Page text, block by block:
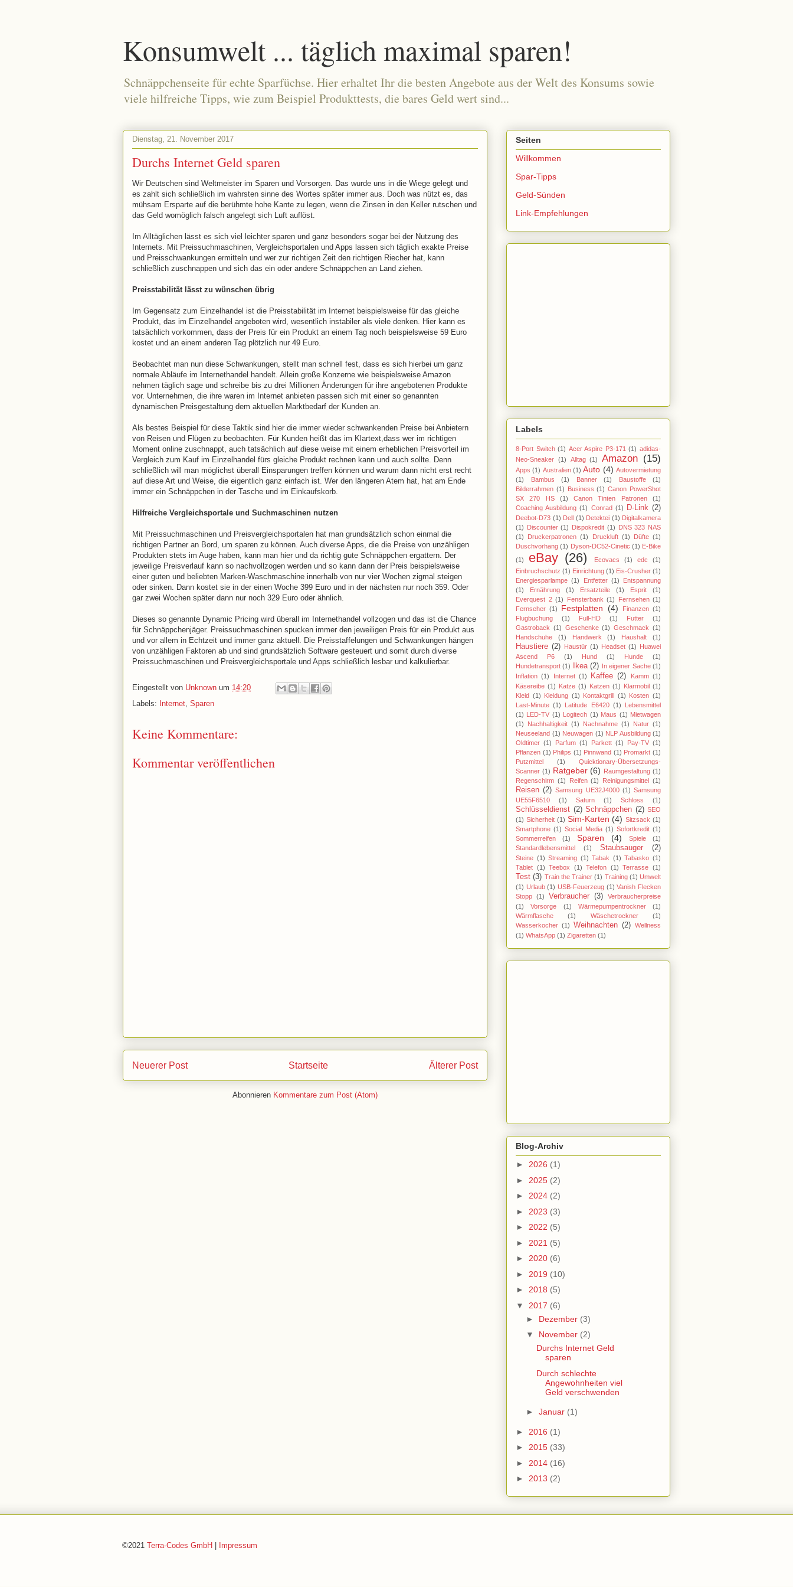
Konsumwelt ... täglich maximal sparen!
Schnäppchenseite für echte Sparfüchse. Hier erhaltet Ihr die besten Angebote aus der Welt des Konsums sowie
viele hilfreiche Tipps, wie zum Beispiel Produkttests, die bares Geld wert sind...
Dienstag, 21. November 2017
Durchs Internet Geld sparen
Wir Deutschen sind Weltmeister im Sparen und Vorsorgen. Das wurde uns in die Wiege gelegt und
es zahlt sich schließlich im wahrsten sinne des Wortes später immer aus. Doch was nützt es, das
mühsam Ersparte auf die berühmte hohe Kante zu legen, wenn die Zinsen in den Keller rutschen und
das Geld womöglich falsch angelegt sich Luft auflöst.
Im Alltäglichen lässt es sich viel leichter sparen und ganz besonders sogar bei der Nutzung des
Internets. Mit Preissuchmaschinen, Vergleichsportalen und Apps lassen sich täglich exakte Preise
und Preisschwankungen ermitteln und wer zur richtigen Zeit den richtigen Riecher hat, kann
schließlich zuschnappen und sich das ein oder andere Schnäppchen an Land ziehen.
Preisstabilität lässt zu wünschen übrig
Im Gegensatz zum Einzelhandel ist die Preisstabilität im Internet beispielsweise für das gleiche
Produkt, das im Einzelhandel angeboten wird, wesentlich instabiler als viele denken. Hier kann es
tatsächlich vorkommen, dass der Preis für ein Produkt an einem Tag noch beispielsweise 59 Euro
kostet und an einem anderen Tag plötzlich nur 49 Euro.
Beobachtet man nun diese Schwankungen, stellt man schnell fest, dass es sich hierbei um ganz
normale Abläufe im Internethandel handelt. Allein große Konzerne wie beispielsweise Amazon
nehmen täglich sage und schreibe bis zu drei Millionen Änderungen für ihre angebotenen Produkte
vor. Unternehmen, die ihre waren im Internet anbieten passen sich mit einer so genannten
dynamischen Preisgestaltung dem aktuellen Marktbedarf der Kunden an.
Als bestes Beispiel für diese Taktik sind hier die immer wieder schwankenden Preise bei Anbietern
von Reisen und Flügen zu beobachten. Für Kunden heißt das im Klartext,dass wer im richtigen
Moment online zuschnappt, auch tatsächlich auf diese weise mit einem erheblichen Preisvorteil im
Vergleich zum Kauf im Einzelhandel fürs gleiche Produkt rechnen kann und auch sollte. Denn
schließlich will man möglichst überall Einsparungen treffen können und warum dann nicht erst recht
auf diese Art und Weise, die eigentlich ganz einfach ist. Wer den längeren Atem hat, hat am Ende
immer ein Schnäppchen in der Tasche und im Einkaufskorb.
Hilfreiche Vergleichsportale und Suchmaschinen nutzen
Mit Preissuchmaschinen und Preisvergleichsportalen hat man grundsätzlich schon einmal die
richtigen Partner an Bord, um sparen zu können. Auch diverse Apps, die die Preise von unzähligen
Produkten stets im Auge haben, kann man hier und da richtig gute Schnäppchen ergattern. Der
jeweilige Preisverlauf kann so nachvollzogen werden und so kann dann der Preis beispielsweise
einer guten und beliebten Marken-Waschmaschine innerhalb von nur vier Wochen zigmal steigen
oder sinken. Dann kostet sie in der einen Woche 399 Euro und in der nächsten nur noch 359. Oder
gar zwei Wochen später dann nur noch 329 Euro oder ähnlich.
Dieses so genannte Dynamic Pricing wird überall im Internethandel vollzogen und das ist die Chance
für Schnäppchenjäger. Preissuchmaschinen spucken immer den jeweiligen Preis für ein Produkt aus
und vor allem in Echtzeit und immer ganz aktuell. Die Preisstaffelungen und Schwankungen hängen
von unzähligen Faktoren ab und sind grundsätzlich Software gesteuert und somit durch diverse
Preissuchmaschinen und Preisvergleichsportale und Apps schließlich lesbar und kalkulierbar.
Eingestellt von Unknown um 14:20
Labels: Internet, Sparen
Keine Kommentare:
Kommentar veröffentlichen
Neuerer Post Älterer Post
Startseite
Abonnieren Kommentare zum Post (Atom)
Seiten
Willkommen
Spar-Tipps
Geld-Sünden
Link-Empfehlungen
Labels
8-Port Switch (1) Acer Aspire P3-171 (1) adidas-
Neo-Sneaker (1) Alltag (1) Amazon (15)
Apps (1) Australien (1) Auto (4) Autovermietung
(1)
Bambus (1) Banner (1) Baustoffe
(1)
Bilderrahmen (1) Business (1) Canon PowerShot
SX 270 HS
(1) Canon Tinten Patronen
(1)
Coaching Ausbildung (1) Conrad (1) D-Link (2)
Deebot-D73 (1) Dell (1) Detektei (1) Digitalkamera
(1) Discounter (1) Dispokredit (1) DNS 323 NAS
(1)
Druckerpatronen (1) Druckluft (1) Düfte (1)
Duschvorhang (1) Dyson-DC52-Cinetic (1) E-Bike
(1)
eBay (26) Ecovacs (1) edc
(1)
Einbruchschutz (1) Einrichtung (1) Eis-Crusher (1)
Energiesparlampe (1) Entfetter (1)
Entspannung
(1)
Ernährung (1) Ersatzteile (1) Esprit
(1)
Everquest 2 (1) Fensterbank (1) Fernsehen (1)
Fernseher (1) Festplatten (4) Finanzen (1)
Flugbuchung
(1) Full-HD (1) Futter
(1)
Gastroback (1) Geschenke (1) Geschmack (1)
Handschuhe
(1) Handwerk (1) Haushalt (1)
Haustiere (2) Haustür (1) Headset (1) Huawei
Ascend P6
(1) Hund (1) Hunde
(1)
Hundetransport (1) Ikea (2) In eigener Sache (1)
Inflation (1) Internet (1) Kaffee (2) Kamm (1)
Käsereibe (1) Katze (1) Katzen (1) Klarmobil (1)
Kleid (1) Kleidung (1) Kontaktgrill (1) Kosten (1)
Last-Minute (1) Latitude E6420 (1)
Lebensmittel
(1) LED-TV (1) Logitech (1) Maus (1) Mietwagen
(1)
Nachhaltigkeit (1) Nachnahme (1) Natur (1)
Neuseeland (1) Neuwagen (1) NLP Ausbildung (1)
Oldtimer (1) Parfum (1) Parkett (1) Pay-TV (1)
Pflanzen (1) Philips (1) Pinnwand (1) Promarkt (1)
Putzmittel
(1)
Quicktionary-Übersetzungs-
Scanner (1) Ratgeber (6) Raumgestaltung (1)
Regenschirm (1) Reifen (1) Reinigungsmittel (1)
Reisen (2) Samsung UE32J4000 (1) Samsung
UE55F6510
(1) Saturn (1) Schloss (1)
Schlüsseldienst (2) Schnäppchen (2) SEO
(1) Sicherheit (1) Sim-Karten (4) Sitzsack (1)
Smartphone (1) Social Media (1) Sofortkredit (1)
Sommerreifen
(1) Sparen (4) Spiele
(1)
Standardlebensmittel
(1) Staubsauger (2)
Steine (1) Streaming (1) Tabak (1) Tabasko (1)
Tablet (1) Teebox (1) Telefon (1) Terrasse (1)
Test (3) Train the Trainer (1) Training (1) Umwelt
(1) Urlaub (1) USB-Feuerzeug (1) Vanish Flecken
Stopp (1) Verbraucher (3)
Verbraucherpreise
(1)
Vorsorge (1) Wärmepumpentrockner
(1)
Wärmflasche
(1) Wäschetrockner
(1)
Wasserkocher (1) Weihnachten (2) Wellness
(1) WhatsApp (1) Zigaretten (1)
Blog-Archiv
► 2026 (1)
► 2025 (2)
► 2024 (2)
► 2023 (3)
► 2022 (5)
► 2021 (5)
► 2020 (6)
► 2019 (10)
► 2018 (5)
▼ 2017 (6)
► Dezember (3)
▼ November (2)
Durchs Internet Geld
sparen
Durch schlechte
Angewohnheiten viel
Geld verschwenden
► Januar (1)
► 2016 (1)
► 2015 (33)
► 2014 (16)
► 2013 (2)
©2021 Terra-Codes GmbH Impressum